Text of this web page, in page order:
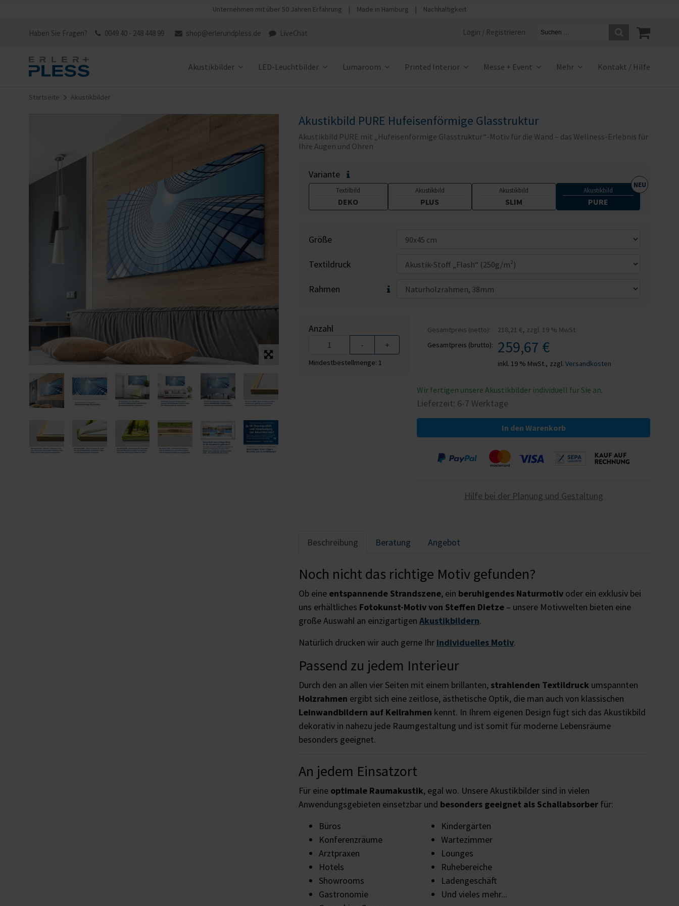
Unternehmen mit über 50 Jahren Erfahrung | Made in Hamburg | Nachhaltigkeit
Haben Sie Fragen? 0049 40 - 248 448 99 shop@erlerundpless.de LiveChat Login / Registrieren
Akustikbilder LED-Leuchtbilder Lumaroom Printed Interior Messe + Event Mehr Kontakt / Hilfe
Startseite Akustikbilder
Akustikbild PURE Hufeisenförmige Glasstruktur
Akustikbild PURE mit „Hufeisenförmige Glasstruktur“-Motiv für die Wand – das Wellness-Erlebnis für
Ihre Augen und Ohren
Variante
Textilbild
DEKO
Akustikbild
PLUS
Akustikbild
SLIM
Akustikbild
PURE
Größe
Textildruck
Rahmen
Anzahl
- +
Mindestbestellmenge: 1
Gesamtpreis (netto): 218,21 €, zzgl. 19 % MwSt.
Gesamtpreis (brutto):
259,67 €
inkl. 19 % MwSt., zzgl. Versandkosten
Wir fertigen unsere Akustikbilder individuell für Sie an.
Lieferzeit: 6-7 Werktage
In den Warenkorb
Hilfe bei der Planung und Gestaltung
Beschreibung Beratung Angebot
Noch nicht das richtige Motiv gefunden?
Ob eine entspannende Strandszene, ein beruhigendes Naturmotiv oder ein exklusiv bei
uns erhältliches Fotokunst-Motiv von Steffen Dietze – unsere Motivwelten bieten eine
große Auswahl an einzigartigen Akustikbildern.
Natürlich drucken wir auch gerne Ihr individuelles Motiv.
Passend zu jedem Interieur
Durch den an allen vier Seiten mit einem brillanten, strahlenden Textildruck umspannten
Holzrahmen ergibt sich eine zeitlose, ästhetische Optik, die man auch von klassischen
Leinwandbildern auf Keilrahmen kennt. In Ihrem eigenen Design fügt sich das Akustikbild
dekorativ in nahezu jede Raumgestaltung und ist somit für moderne Lebensräume
besonders geeignet.
An jedem Einsatzort
Für eine optimale Raumakustik, egal wo. Unsere Akustikbilder sind in vielen
Anwendungsgebieten einsetzbar und besonders geeignet als Schallabsorber für:
Büros
Konferenzräume
Arztpraxen
Hotels
Showrooms
Gastronomie
Kindergärten
Wartezimmer
Lounges
Ruhebereiche
Ladengeschäft
Und vieles mehr...